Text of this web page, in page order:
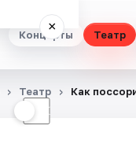
Концерты Театр
×
☾
Театр Как